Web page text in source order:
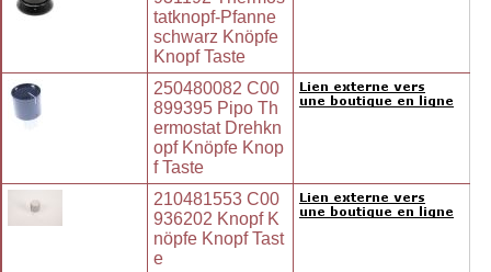
tatknopf-Pfanne
schwarz Knöpfe
Knopf Taste
250480082 C00
899395 Pipo Th
ermostat Drehkn
opf Knöpfe Knop
f Taste
210481553 C00
936202 Knopf K
nöpfe Knopf Tast
e